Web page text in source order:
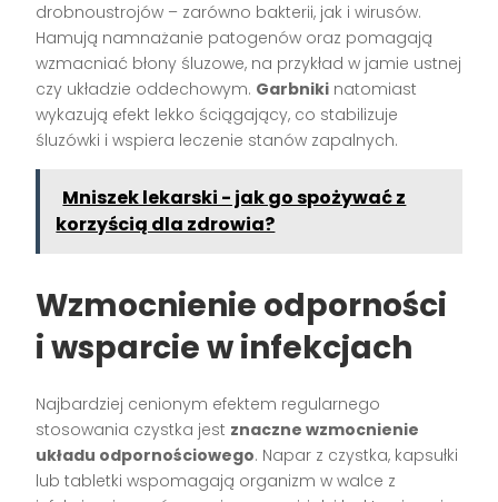
drobnoustrojów – zarówno bakterii, jak i wirusów.
Hamują namnażanie patogenów oraz pomagają
wzmacniać błony śluzowe, na przykład w jamie ustnej
czy układzie oddechowym. Garbniki natomiast
wykazują efekt lekko ściągający, co stabilizuje
śluzówki i wspiera leczenie stanów zapalnych.
Mniszek lekarski - jak go spożywać z
korzyścią dla zdrowia?
Wzmocnienie odporności
i wsparcie w infekcjach
Najbardziej cenionym efektem regularnego
stosowania czystka jest znaczne wzmocnienie
układu odpornościowego. Napar z czystka, kapsułki
lub tabletki wspomagają organizm w walce z